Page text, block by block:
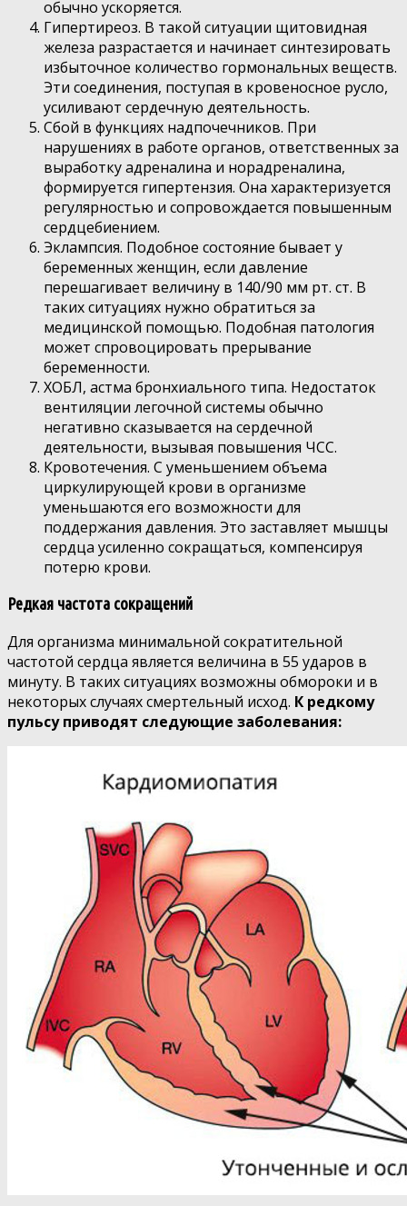
обычно ускоряется.
Гипертиреоз. В такой ситуации щитовидная
железа разрастается и начинает синтезировать
избыточное количество гормональных веществ.
Эти соединения, поступая в кровеносное русло,
усиливают сердечную деятельность.
Сбой в функциях надпочечников. При
нарушениях в работе органов, ответственных за
выработку адреналина и норадреналина,
формируется гипертензия. Она характеризуется
регулярностью и сопровождается повышенным
сердцебиением.
Эклампсия. Подобное состояние бывает у
беременных женщин, если давление
перешагивает величину в 140/90 мм рт. ст. В
таких ситуациях нужно обратиться за
медицинской помощью. Подобная патология
может спровоцировать прерывание
беременности.
ХОБЛ, астма бронхиального типа. Недостаток
вентиляции легочной системы обычно
негативно сказывается на сердечной
деятельности, вызывая повышения ЧСС.
Кровотечения. С уменьшением объема
циркулирующей крови в организме
уменьшаются его возможности для
поддержания давления. Это заставляет мышцы
сердца усиленно сокращаться, компенсируя
потерю крови.
Редкая частота сокращений
Для организма минимальной сократительной
частотой сердца является величина в 55 ударов в
минуту. В таких ситуациях возможны обмороки и в
некоторых случаях смертельный исход. К редкому
пульсу приводят следующие заболевания: